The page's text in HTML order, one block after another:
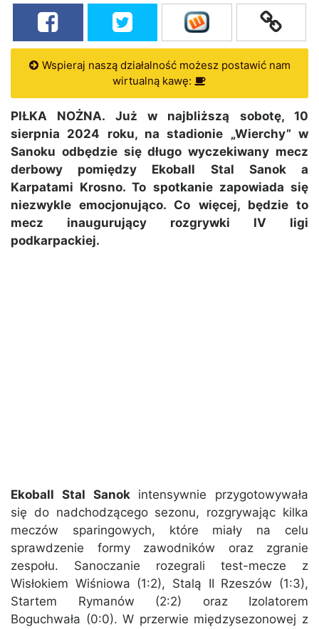
Wspieraj naszą działalność możesz postawić nam
wirtualną kawę:
PIŁKA NOŻNA. Już w najbliższą sobotę, 10
sierpnia 2024 roku, na stadionie „Wierchy” w
Sanoku odbędzie się długo wyczekiwany mecz
derbowy pomiędzy Ekoball Stal Sanok a
Karpatami Krosno. To spotkanie zapowiada się
niezwykle emocjonująco. Co więcej, będzie to
mecz inaugurujący rozgrywki IV ligi
podkarpackiej.
Ekoball Stal Sanokintensywnie przygotowywała
się do nadchodzącego sezonu, rozgrywając kilka
meczów sparingowych, które miały na celu
sprawdzenie formy zawodników oraz zgranie
zespołu. Sanoczanie rozegrali test-mecze z
Wisłokiem Wiśniowa (1:2), Stalą II Rzeszów (1:3),
Startem Rymanów (2:2) oraz Izolatorem
Boguchwała (0:0). W przerwie międzysezonowej z